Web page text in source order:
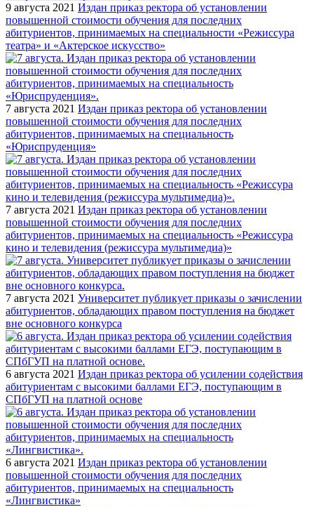
9 августа 2021 Издан приказ ректора об установлении
повышенной стоимости обучения для последних
абитуриентов, принимаемых на специальности «Режиссура
театра» и «Актерское искусство»
7 августа 2021 Издан приказ ректора об установлении
повышенной стоимости обучения для последних
абитуриентов, принимаемых на специальность
«Юриспруденция»
7 августа 2021 Издан приказ ректора об установлении
повышенной стоимости обучения для последних
абитуриентов, принимаемых на специальность «Режиссура
кино и телевидения (режиссура мультимедиа)»
7 августа 2021 Университет публикует приказы о зачислении
абитуриентов, обладающих правом поступления на бюджет
вне основного конкурса
6 августа 2021 Издан приказ ректора об усилении содействия
абитуриентам с высокими баллами ЕГЭ, поступающим в
СПбГУП на платной основе
6 августа 2021 Издан приказ ректора об установлении
повышенной стоимости обучения для последних
абитуриентов, принимаемых на специальность
«Лингвистика»